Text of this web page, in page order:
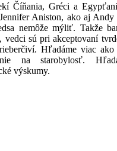
Číňania, Gréci a
Aniston, ako aj Andy
nemôže mýliť. Takže
vedci sú pri akceptovaní
Hľadáme viac ako
na starobylosť.
výskumy.